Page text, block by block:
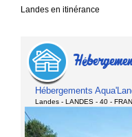
Landes en itinérance
Hébergements
Landes - LANDES - 40 -